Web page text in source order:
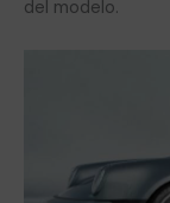
del modelo.